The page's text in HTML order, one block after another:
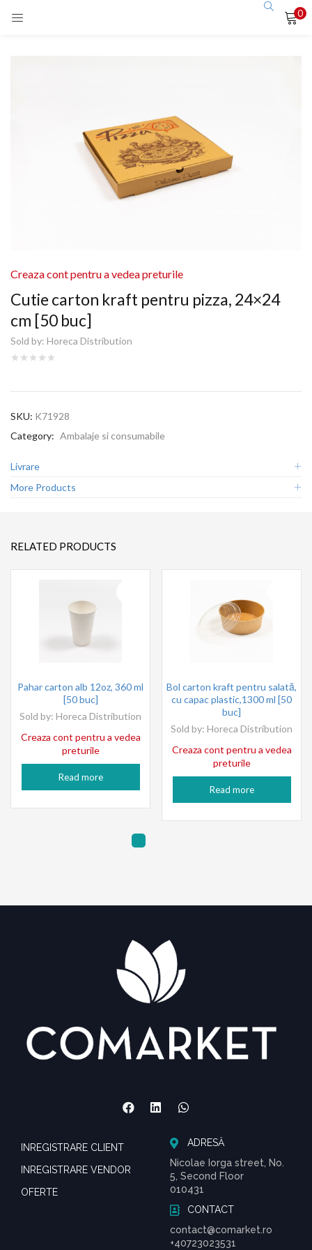
0
Cutie carton kraft pentru pizza, 24×24
cm [50 buc]
Sold by: Horeca Distribution
Creaza cont pentru a vedea preturile
SKU: K71928
Category: Ambalaje si consumabile
Livrare
More Products
RELATED PRODUCTS
Pahar carton alb 12oz, 360 ml
[50 buc]
Sold by: Horeca Distribution
Creaza cont pentru a vedea
preturile
Read more
Bol carton kraft pentru salată,
cu capac plastic,1300 ml [50
buc]
Sold by: Horeca Distribution
Creaza cont pentru a vedea
preturile
Read more
INREGISTRARE CLIENT
INREGISTRARE VENDOR
OFERTE
ADRESĂ
Nicolae Iorga street, No.
5, Second Floor
010431
CONTACT
contact@comarket.ro
+40723023531
Login